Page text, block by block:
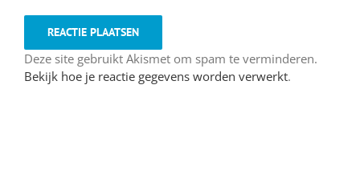
Deze site gebruikt Akismet om spam te verminderen.
Bekijk hoe je reactie gegevens worden verwerkt.